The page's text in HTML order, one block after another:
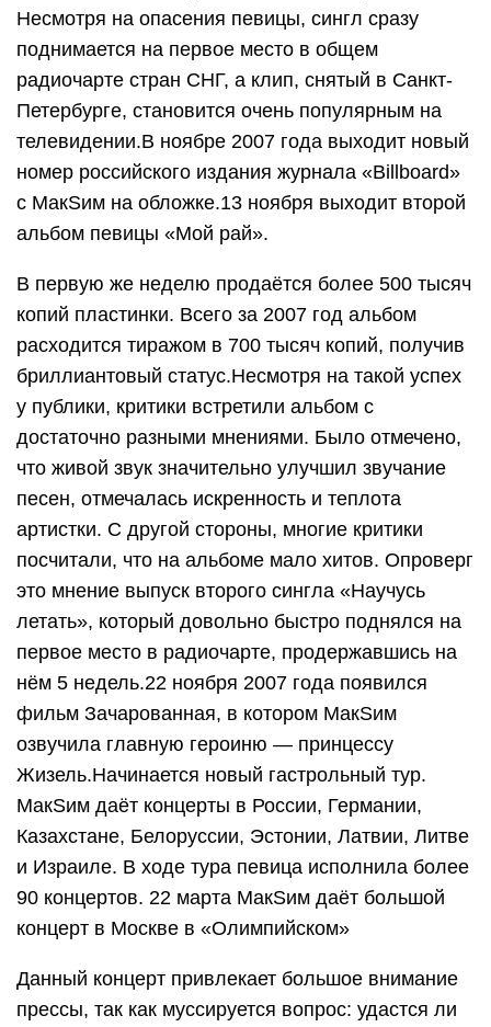
Несмотря на опасения певицы, сингл сразу
поднимается на первое место в общем
радиочарте стран СНГ, а клип, снятый в Санкт-
Петербурге, становится очень популярным на
телевидении.В ноябре 2007 года выходит новый
номер российского издания журнала «Billboard»
с МакSим на обложке.13 ноября выходит второй
альбом певицы «Мой рай».
В первую же неделю продаётся более 500 тысяч
копий пластинки. Всего за 2007 год альбом
расходится тиражом в 700 тысяч копий, получив
бриллиантовый статус.Несмотря на такой успех
у публики, критики встретили альбом с
достаточно разными мнениями. Было отмечено,
что живой звук значительно улучшил звучание
песен, отмечалась искренность и теплота
артистки. С другой стороны, многие критики
посчитали, что на альбоме мало хитов. Опроверг
это мнение выпуск второго сингла «Научусь
летать», который довольно быстро поднялся на
первое место в радиочарте, продержавшись на
нём 5 недель.22 ноября 2007 года появился
фильм Зачарованная, в котором МакSим
озвучила главную героиню — принцессу
Жизель.Начинается новый гастрольный тур.
МакSим даёт концерты в России, Германии,
Казахстане, Белоруссии, Эстонии, Латвии, Литве
и Израиле. В ходе тура певица исполнила более
90 концертов. 22 марта МакSим даёт большой
концерт в Москве в «Олимпийском»
Данный концерт привлекает большое внимание
прессы, так как муссируется вопрос: удастся ли